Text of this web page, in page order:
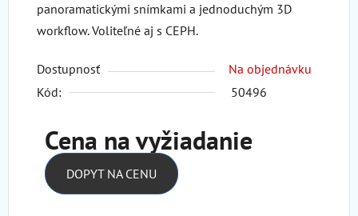
panoramatickými snímkami a jednoduchým 3D
workflow. Voliteľné aj s CEPH.
Dostupnosť
Na objednávku
Kód:
50496
Cena na vyžiadanie
DOPYT NA CENU